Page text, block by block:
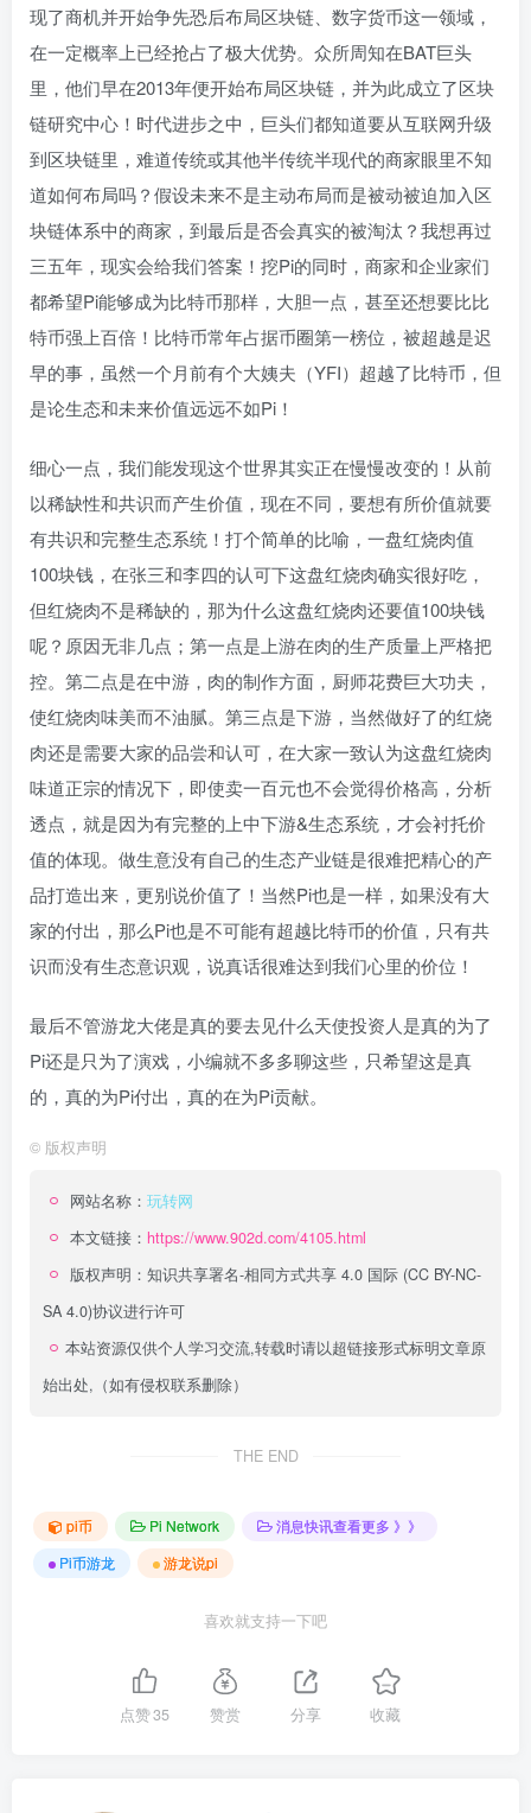
现了商机并开始争先恐后布局区块链、数字货币这一领域，
在一定概率上已经抢占了极大优势。众所周知在BAT巨头
里，他们早在2013年便开始布局区块链，并为此成立了区块
链研究中心！时代进步之中，巨头们都知道要从互联网升级
到区块链里，难道传统或其他半传统半现代的商家眼里不知
道如何布局吗？假设未来不是主动布局而是被动被迫加入区
块链体系中的商家，到最后是否会真实的被淘汰？我想再过
三五年，现实会给我们答案！挖Pi的同时，商家和企业家们
都希望Pi能够成为比特币那样，大胆一点，甚至还想要比比
特币强上百倍！比特币常年占据币圈第一榜位，被超越是迟
早的事，虽然一个月前有个大姨夫（YFI）超越了比特币，但
是论生态和未来价值远远不如Pi！
细心一点，我们能发现这个世界其实正在慢慢改变的！从前
以稀缺性和共识而产生价值，现在不同，要想有所价值就要
有共识和完整生态系统！打个简单的比喻，一盘红烧肉值
100块钱，在张三和李四的认可下这盘红烧肉确实很好吃，
但红烧肉不是稀缺的，那为什么这盘红烧肉还要值100块钱
呢？原因无非几点；第一点是上游在肉的生产质量上严格把
控。第二点是在中游，肉的制作方面，厨师花费巨大功夫，
使红烧肉味美而不油腻。第三点是下游，当然做好了的红烧
肉还是需要大家的品尝和认可，在大家一致认为这盘红烧肉
味道正宗的情况下，即使卖一百元也不会觉得价格高，分析
透点，就是因为有完整的上中下游&生态系统，才会衬托价
值的体现。做生意没有自己的生态产业链是很难把精心的产
品打造出来，更别说价值了！当然Pi也是一样，如果没有大
家的付出，那么Pi也是不可能有超越比特币的价值，只有共
识而没有生态意识观，说真话很难达到我们心里的价位！
最后不管游龙大佬是真的要去见什么天使投资人是真的为了
Pi还是只为了演戏，小编就不多多聊这些，只希望这是真
的，真的为Pi付出，真的在为Pi贡献。
© 版权声明
网站名称： 玩转网
本文链接： https://www.902d.com/4105.html
版权声明： 知识共享署名-相同方式共享 4.0 国际 (CC BY-NC-
SA 4.0)协议进行许可
本站资源仅供个人学习交流,转载时请以超链接形式标明文章原
始出处,（如有侵权联系删除）
THE END
pi币 Pi Network
消息快讯查看更多 》》
Pi币游龙
游龙说pi
喜欢就支持一下吧
点赞35 赞赏 分享 收藏